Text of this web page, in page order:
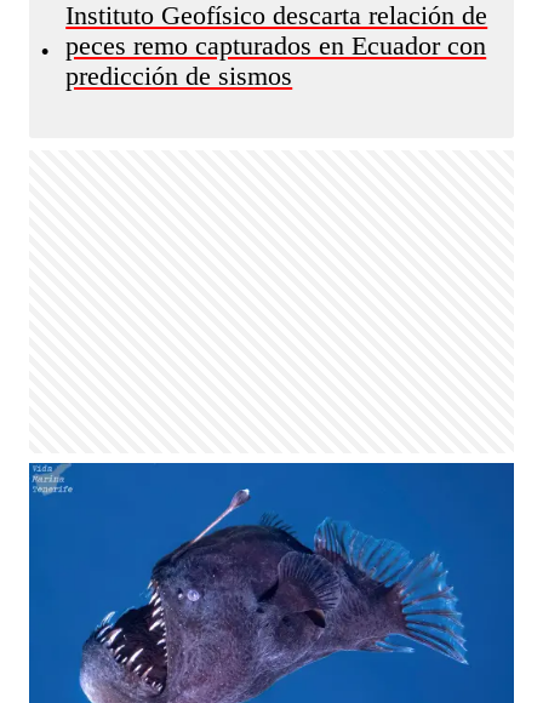
•
Instituto Geofísico descarta relación de
peces remo capturados en Ecuador con
predicción de sismos